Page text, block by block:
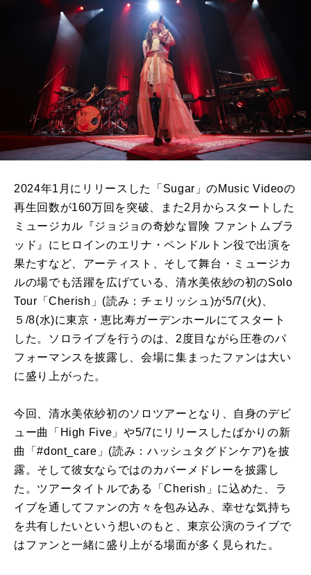
2024年1月にリリースした「Sugar」のMusic Videoの
再生回数が160万回を突破、また2月からスタートした
ミュージカル『ジョジョの奇妙な冒険 ファントムブラ
ッド』にヒロインのエリナ・ペンドルトン役で出演を
果たすなど、アーティスト、そして舞台・ミュージカ
ルの場でも活躍を広げている、清水美依紗の初のSolo
Tour「Cherish」(読み：チェリッシュ)が5/7(火)、
５/8(水)に東京・恵比寿ガーデンホールにてスタート
した。ソロライブを行うのは、2度目ながら圧巻のパ
フォーマンスを披露し、会場に集まったファンは大い
に盛り上がった。
今回、清水美依紗初のソロツアーとなり、自身のデビ
ュー曲「High Five」や5/7にリリースしたばかりの新
曲「#dont_care」(読み：ハッシュタグドンケア)を披
露。そして彼女ならではのカバーメドレーを披露し
た。ツアータイトルである「Cherish」に込めた、ラ
イブを通してファンの方々を包み込み、幸せな気持ち
を共有したいという想いのもと、東京公演のライブで
はファンと一緒に盛り上がる場面が多く見られた。